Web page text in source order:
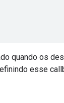
quando os
esse